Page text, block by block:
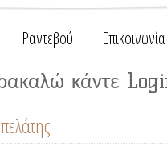
Ραντεβού Επικοινωνία
κάντε